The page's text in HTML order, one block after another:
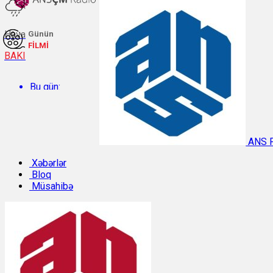
Hava
BAKI
Bu gün:
Temperatur: 27°C. Rütubət: 61%.
Sabah:
Günün
FİLMİ
ANS
Xəbərlər
Bloq
Müsahibə